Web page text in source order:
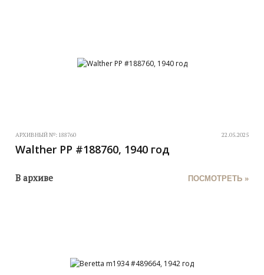
АРХИВНЫЙ №: 188760 22.05.2025
Walther PP #188760, 1940 год
В архиве ПОСМОТРЕТЬ »